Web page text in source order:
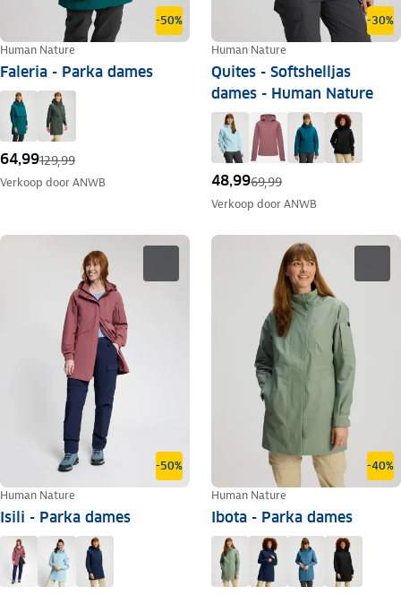
-50%
Human Nature
Faleria - Parka dames
64,99129,99
Verkoop doorANWB
-30%
Human Nature
Quites - Softshelljas
dames - Human Nature
48,9969,99
Verkoop doorANWB
-50%
Human Nature
Isili - Parka dames
-40%
Human Nature
Ibota - Parka dames